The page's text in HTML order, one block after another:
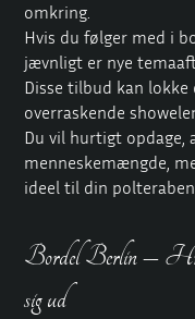
omkring.
Hvis du følger med i
jævnligt er nye
Disse tilbud kan
overraskende
Du vil hurtigt opdage,
menneskemængde,
ideel til din
Bordel Berlin –
sig ud